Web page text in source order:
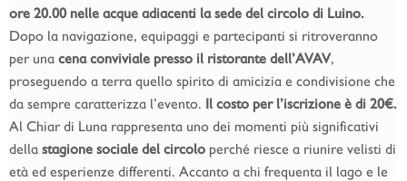
ore 20.00 nelle acque adiacenti la sede del circolo di Luino.
Dopo la navigazione, equipaggi e partecipanti si ritroveranno
per una cena conviviale presso il ristorante dell’AVAV,
proseguendo a terra quello spirito di amicizia e condivisione che
da sempre caratterizza l’evento. Il costo per l’iscrizione è di 20€.
Al Chiar di Luna rappresenta uno dei momenti più significativi
della stagione sociale del circolo perché riesce a riunire velisti di
età ed esperienze differenti. Accanto a chi frequenta il lago e le